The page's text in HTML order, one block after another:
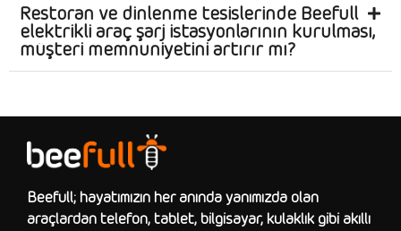
Restoran ve dinlenme tesislerinde Beefull
elektrikli araç şarj istasyonlarının kurulması,
müşteri memnuniyetini artırır mı?
Beefull; hayatımızın her anında yanımızda olan
araçlardan telefon, tablet, bilgisayar, kulaklık gibi akıllı